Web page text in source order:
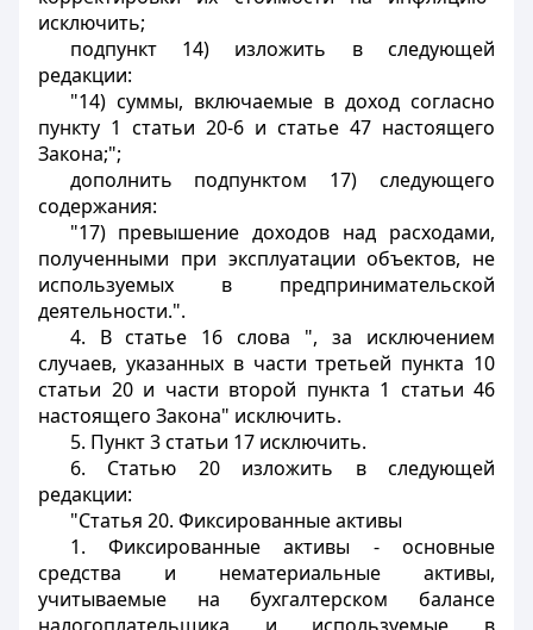
исключить;
подпункт 14) изложить в следующей
редакции:
"14) суммы, включаемые в доход согласно
пункту 1 статьи 20-6 и статье 47 настоящего
Закона;";
дополнить подпунктом 17) следующего
содержания:
"17) превышение доходов над расходами,
полученными при эксплуатации объектов, не
используемых в предпринимательской
деятельности.".
4. В статье 16 слова ", за исключением
случаев, указанных в части третьей пункта 10
статьи 20 и части второй пункта 1 статьи 46
настоящего Закона" исключить.
5. Пункт 3 статьи 17 исключить.
6. Статью 20 изложить в следующей
редакции:
"Статья 20. Фиксированные активы
1. Фиксированные активы - основные
средства и нематериальные активы,
учитываемые на бухгалтерском балансе